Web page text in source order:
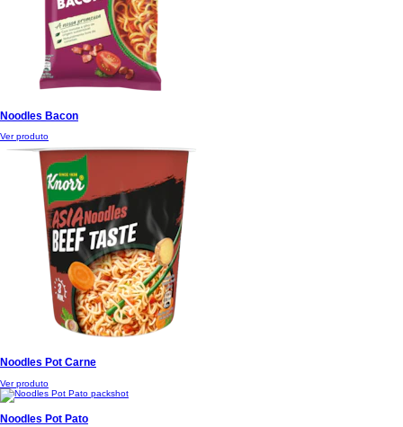
Noodles Bacon
Ver produto
Noodles Pot Carne
Ver produto
Noodles Pot Pato